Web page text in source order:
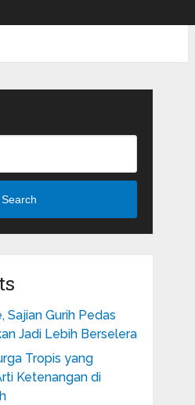
Search
Sajian Gurih Pedas
Jadi Lebih Berselera
Tropis yang
Ketenangan di